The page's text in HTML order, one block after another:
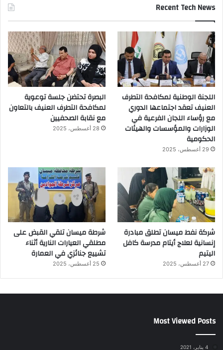
Recent Tech News
اللجنة الوطنية لمكافحة التطرف
العنيف تعقد اجتماعها الدوري
مع رؤساء اللجان الفرعية في
الوزارات والمؤسسات والهيئات
الحكومية
29 أغسطس، 2025
البصرة تحتضن جلسة توعوية
لمكافحة التطرف العنيف بالتعاون
مع نقابة الصحفيين
28 أغسطس، 2025
شركة نفط ميسان تطلق مبادرة
إنسانية لعلاج أيتام مدرسة كافل
اليتيم
27 أغسطس، 2025
شرطة ميسان تلقي القبض على
مطلقي العيارات النارية أثناء
تشييع جنائزي في العمارة
25 أغسطس، 2025
Most Viewed Posts
4 يناير، 2021